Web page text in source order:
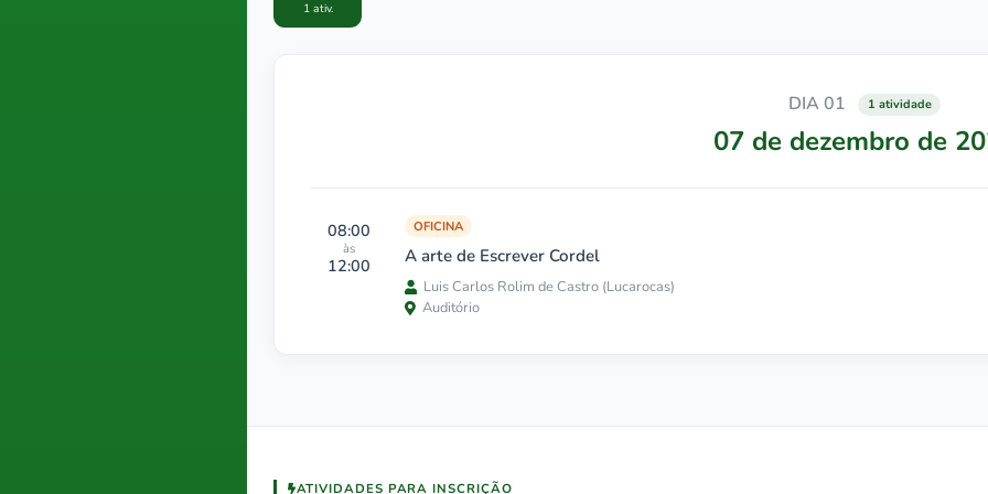
1 ativ.
DIA 01 1 atividade
07 de dezembro de
08:00
às
12:00
OFICINA
A arte de Escrever Cordel
Luis Carlos Rolim de Castro (Lucarocas)
Auditório
ATIVIDADES PARA INSCRIÇÃO